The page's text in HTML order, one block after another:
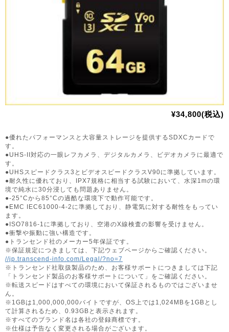
¥34,800(税込)
●優れたパフォーマンスと大容量ストレージを提供するSDXCカードで
す。
●UHS-II対応の一眼レフカメラ、デジタルカメラ、ビデオカメラに最適で
す。
●UHSスピードクラス3とビデオスピードクラスV90に準拠しています。
●耐久性に優れており、IPX7規格に相当する試験において、水深1mの環
境で純水に30分浸しても問題ありません。
●-25°Cから85°Cの過酷な環境下で動作可能です。
●EMC IEC61000-4-2に準拠しており、静電気に対する耐性をもってい
ます。
●ISO7816-1に準拠しており、空港のX線検査の影響を受けません。
●衝撃や振動に強い構造です。
●トランセンド社のメーカー5年保証です。
※保証規定につきましては、下記ウェブページからご確認ください。
//jp.transcend-info.com/Legal/?no=7
※トランセンド社取扱製品のため、お客様サポートにつきましては下記
「トランセンド製品のお客様サポートについて」をご確認ください。
※転送スピードはすべての環境において保証されるものではございませ
ん。
※1GBは1,000,000,000バイトですが、OS上では1,024MBを1GBとし
て計算されるため、0.93GBと表示されます。
※すべてのブランド名は各社の登録商標です。
※仕様は予告なく変更される場合がございます。